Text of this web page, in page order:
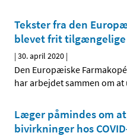
Tekster fra den
blevet frit tilgængelige
|30. april 2020 |
Den Europæiske
har arbejdet sammen om
Læger påmindes om
bivirkninger hos